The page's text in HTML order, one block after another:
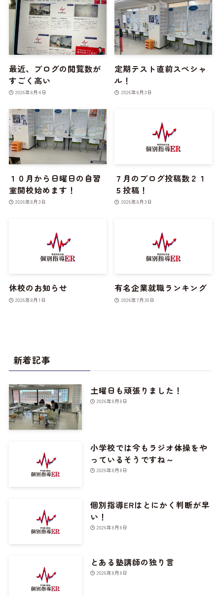
最近、ブログの閲覧数が
すごく高い
2026年8月4日
定期テスト直前スペシャ
ル！
2026年8月3日
１０月から日曜日の自習
室開校始めます！
2026年8月3日
７月のブログ投稿数２１
５投稿！
2026年8月3日
休校のお知らせ
2026年8月1日
有名企業就職ランキング
2026年7月30日
新着記事
土曜日も頑張りました！
2026年8月8日
小学校では今もラジオ体操をや
っているそうですね～
2026年8月8日
個別指導ERはとにかく判断が早
い！
2026年8月8日
とある塾講師の独り言
2026年8月8日